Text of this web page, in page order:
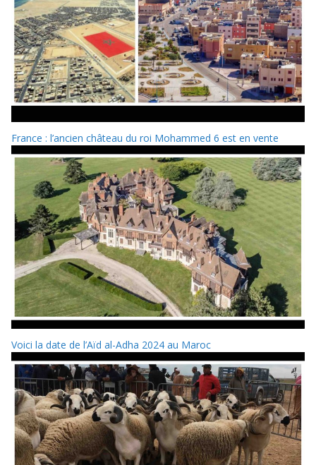
France : l’ancien château du roi Mohammed 6 est en vente
Voici la date de l’Aïd al-Adha 2024 au Maroc